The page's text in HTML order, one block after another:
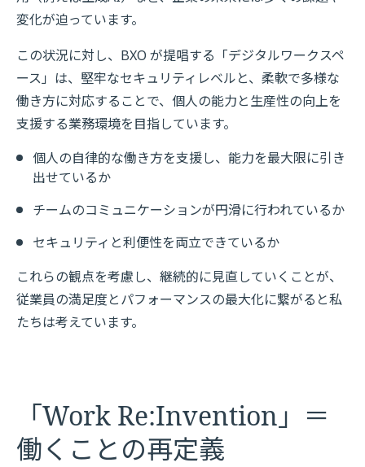
変化が迫っています。
この状況に対し、BXO が提唱する「デジタルワークスペ
ース」は、堅牢なセキュリティレベルと、柔軟で多様な
働き方に対応することで、個人の能力と生産性の向上を
支援する業務環境を目指しています。
個人の自律的な働き方を支援し、能力を最大限に引き
出せているか
チームのコミュニケーションが円滑に行われているか
セキュリティと利便性を両立できているか
これらの観点を考慮し、継続的に見直していくことが、
従業員の満足度とパフォーマンスの最大化に繋がると私
たちは考えています。
「Work Re:Invention」＝
働くことの再定義